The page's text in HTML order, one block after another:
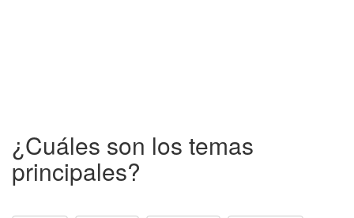
¿Cuáles son los temas
principales?